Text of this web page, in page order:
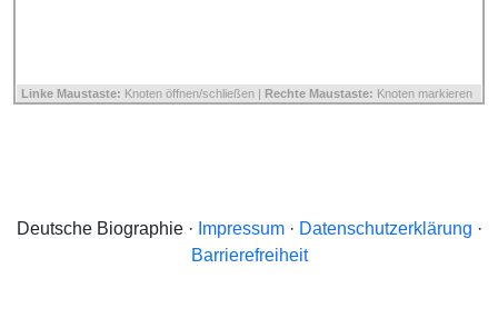
Linke Maustaste: Knoten öffnen/schließen | Rechte Maustaste: Knoten markieren
Deutsche Biographie · Impressum· Datenschutzerklärung ·
Barrierefreiheit